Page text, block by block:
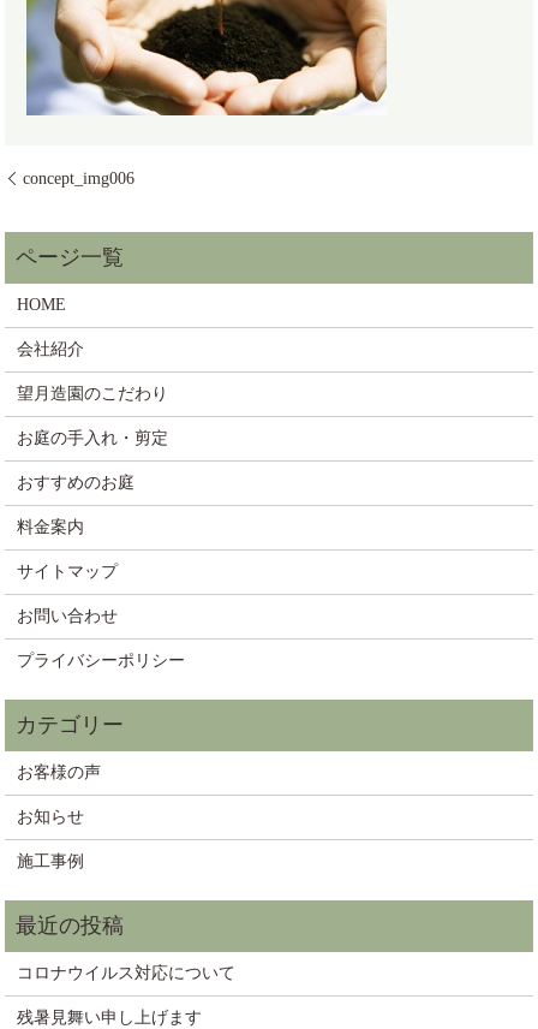
concept_img006
HOME
会社紹介
望月造園のこだわり
お庭の手入れ・剪定
おすすめのお庭
料金案内
サイトマップ
お問い合わせ
プライバシーポリシー
お客様の声
お知らせ
施工事例
コロナウイルス対応について
残暑見舞い申し上げます